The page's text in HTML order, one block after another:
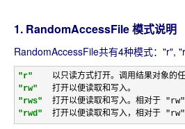
1. RandomAccessFile 模式说明
RandomAccessFile共有4种模式："r",
"r"
"rw"
"rws"
打开以便读取和写入。相对于
"rwd"
打开以便读取和写入，相对于